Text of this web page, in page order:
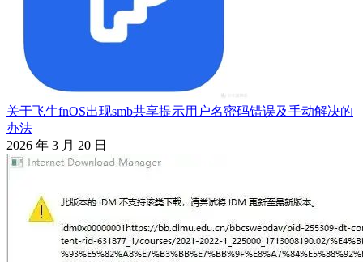
关于飞牛fnOS出现smb共享提示用户名密码错误及手动解决的
办法
2026 年 3 月 20 日